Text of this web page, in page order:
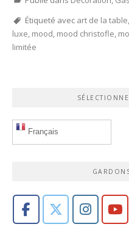
Étiqueté avec art de la table,
luxe, mood, mood christofle,
limitée
Français